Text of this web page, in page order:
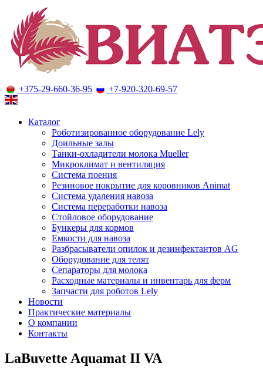
Оборудование для молочного животноводства
+375-29-660-36-95 +7-920-320-69-57
Каталог
Роботизированное оборудование Lely
Доильные залы
Танки-охладители молока Mueller
Микроклимат и вентиляция
Система поения
Резиновое покрытие для коровников Animat
Система удаления навоза
Система переработки навоза
Стойловое оборудование
Бункеры для кормов
Емкости для навоза
Разбрасыватели опилок и дезинфектантов AG
Оборудование для телят
Сепараторы для молока
Расходные материалы и инвентарь для ферм
Запчасти для роботов Lely
Новости
Практические материалы
О компании
Контакты
LaBuvette Aquamat II VA